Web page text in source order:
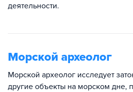
деятельности.
Морской археолог
Морской археолог исследует
другие объекты на морском дне,